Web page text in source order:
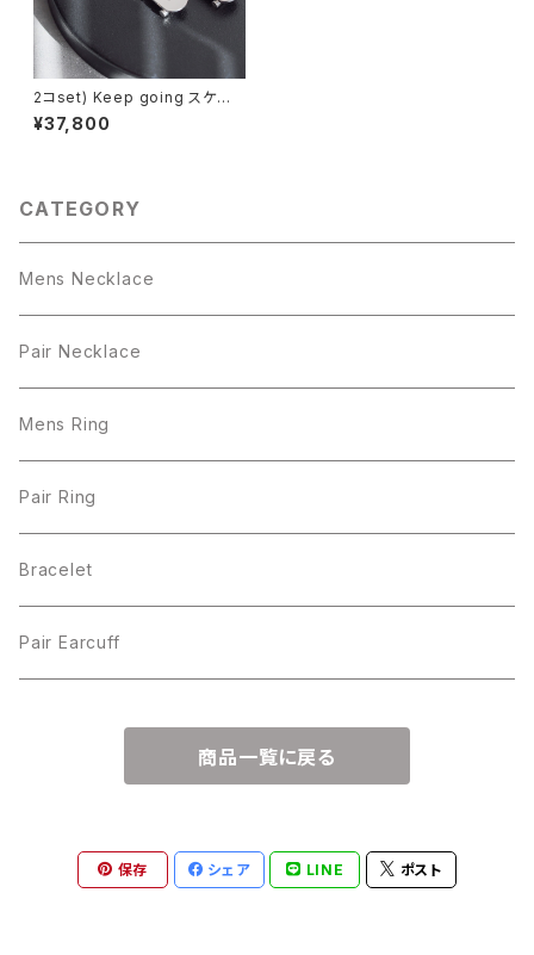
2コset) Keep going スケート
ボード ペア ネックレス シルバ
ー925
¥37,800
CATEGORY
Mens Necklace
Pair Necklace
Mens Ring
Pair Ring
Bracelet
Pair Earcuff
商品一覧に戻る
保存 シェア LINE ポスト